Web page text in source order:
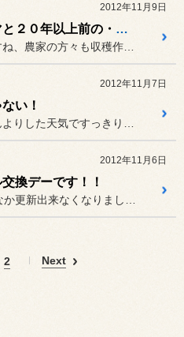
2012年11月9日
納車前のクルマと２０年以上前の・・・。
2012年11月7日
い！
2012年11月6日
換デーです！！
2 Next